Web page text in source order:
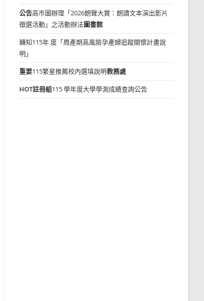
公告高市圖辦理「2026朗聲大賞：朗讀文本演出影片
徵選活動」之活動辦法圖書館
轉知115年 度「周產期高風險孕產婦追蹤關懷計畫說
明」
重要115繁星推薦校內選填說明教務處
HOT註冊組115 學年度大學學測成績查詢公告